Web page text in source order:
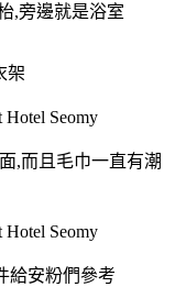
,旁邊就是浴室
架
,而且毛巾一直有潮
給安粉們參考